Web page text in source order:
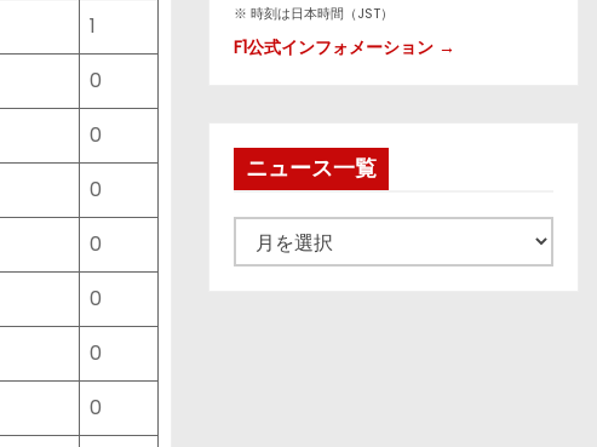
1
0
0
0
0
0
0
0
※ 時刻は日本時間（JST）
F1公式インフォメーション →
ニュース一覧
ュ